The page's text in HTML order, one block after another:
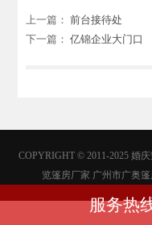
上一篇：前台接待处
下一篇：亿锦企业大门口
COPYRIGHT © 2011-2025 婚
览篷房厂家 广州市广奥
服务热